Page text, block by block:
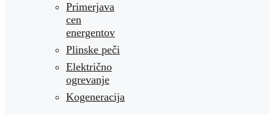
Primerjava
cen
energentov
Plinske peči
Električno
ogrevanje
Kogeneracija